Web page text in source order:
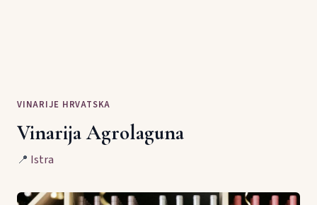
VINARIJE HRVATSKA
Vinarija Agrolaguna
📍 Istra